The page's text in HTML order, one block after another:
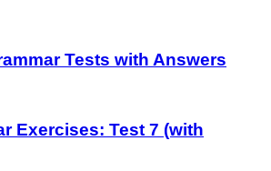
Tests with Answers
Exercises: Test 7 (with